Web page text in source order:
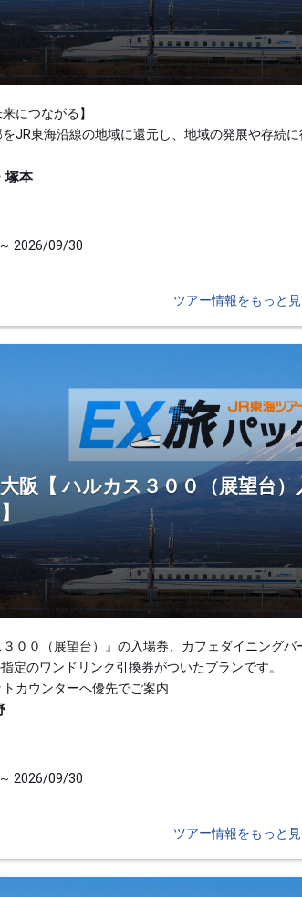
につながる】
JR東海沿線の地域に還元し、地域の発展や存続に
塚本
2026/09/30
ツアー情報をもっと
阪【 ハルカス３００（展望台
００（展望台）』の入場券、カフェダイニングバ
指定のワンドリンク引換券がついたプランです。
カウンターへ優先でご案内
2026/09/30
ツアー情報をもっと